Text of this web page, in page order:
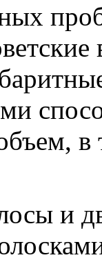
и